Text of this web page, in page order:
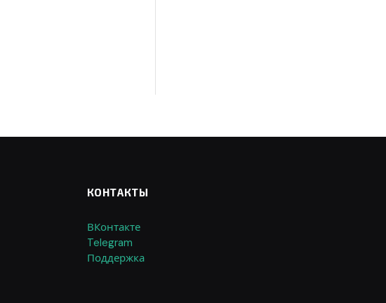
КОНТАКТЫ
ВКонтакте
Telegram
Поддержка